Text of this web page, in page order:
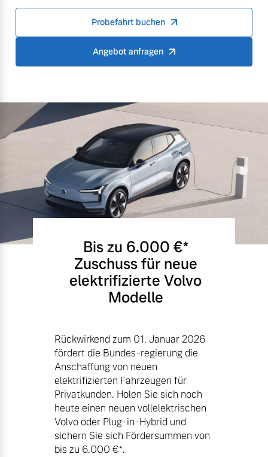
Probefahrt buchen
Angebot anfragen
Bis zu 6.000 €⁠*
Zuschuss für neue
elektrifizierte Volvo
Modelle
Rückwirkend zum 01. Januar 2026
fördert die Bundes-regierung die
Anschaffung von neuen
elektrifizierten Fahrzeugen für
Privatkunden. Holen Sie sich noch
heute einen neuen vollelektrischen
Volvo oder Plug-in-Hybrid und
sichern Sie sich Fördersummen von
bis zu 6.000 €⁠*.